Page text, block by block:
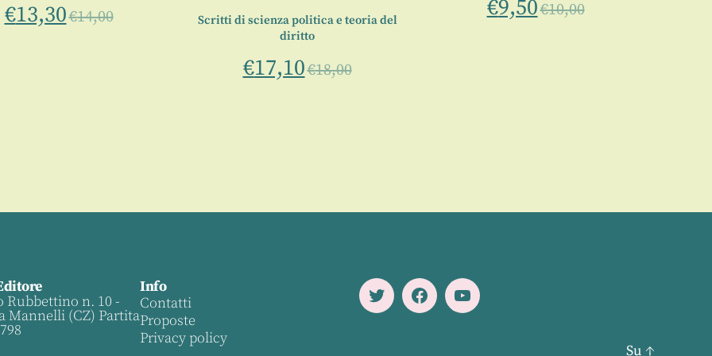
€13,30€14,00
Scritti di scienza politica e teoria del
diritto
€17,10€18,00
€9,50€10,00
Rubbettino n. 10 -
Mannelli (CZ) Partita
Info
Contatti
Proposte
Privacy policy
TwitterFacebookYoutube
Su ↑